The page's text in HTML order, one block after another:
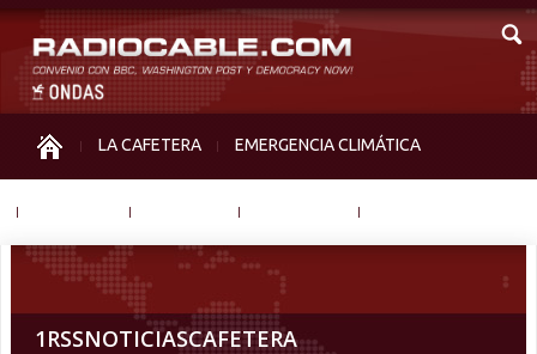
LA CAFETERA EMERGENCIA CLIMÁTICA
1RSSNOTICIASCAFETERA